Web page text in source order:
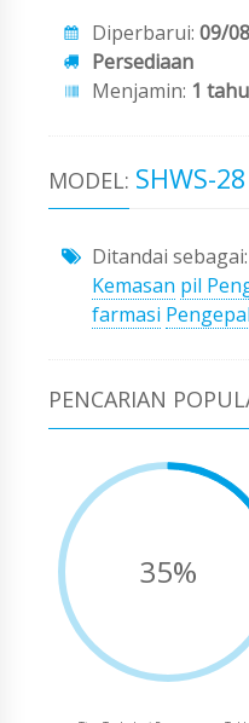
Diperbarui: 09/
Persediaan
Menjamin: 1
MODEL: SHWS-
Ditandai sebagai:
Kemasan pil
farmasi
PENCARIAN
35%